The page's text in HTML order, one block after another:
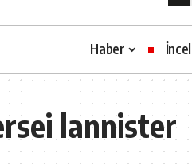
Haber
lannister